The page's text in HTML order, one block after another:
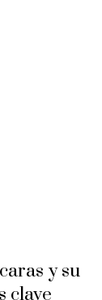
y su
clave